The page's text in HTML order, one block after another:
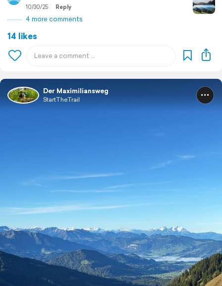
10/30/25 Reply
4 more comments
14 likes
Der Maximiliansweg
StartTheTrail